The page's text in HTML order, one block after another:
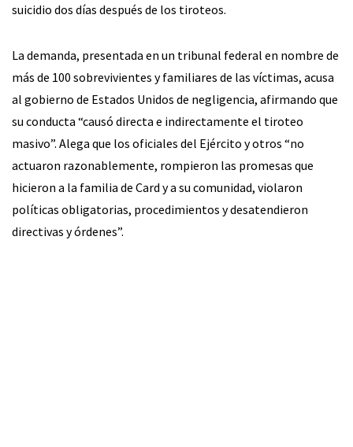
suicidio dos días después de los tiroteos.
La demanda, presentada en un tribunal federal en nombre de
más de 100 sobrevivientes y familiares de las víctimas, acusa
al gobierno de Estados Unidos de negligencia, afirmando que
su conducta “causó directa e indirectamente el tiroteo
masivo”. Alega que los oficiales del Ejército y otros “no
actuaron razonablemente, rompieron las promesas que
hicieron a la familia de Card y a su comunidad, violaron
políticas obligatorias, procedimientos y desatendieron
directivas y órdenes”.